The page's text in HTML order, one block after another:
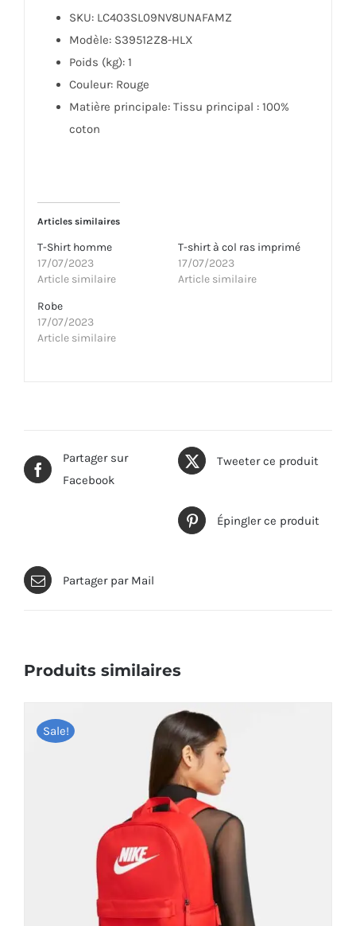
SKU: LC403SL09NV8UNAFAMZ
Modèle: S39512Z8-HLX
Poids (kg): 1
Couleur: Rouge
Matière principale: Tissu principal : 100%
coton
Articles similaires
T-Shirt homme
17/07/2023
Article similaire
T-shirt à col ras imprimé
17/07/2023
Article similaire
Robe
17/07/2023
Article similaire
Partager sur
Facebook
Tweeter ce produit
Épingler ce produit
Partager par Mail
Produits similaires
Sale!